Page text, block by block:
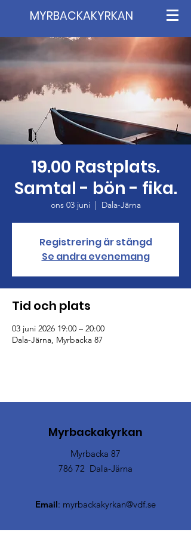
MYRBACKAKYRKAN
19.00 Rastplats.
Samtal - bön - fika.
ons 03 juni
  |
Dala-Järna
Registrering är stängd
Se andra evenemang
Tid och plats
03 juni 2026 19:00 – 20:00
Dala-Järna, Myrbacka 87
Myrbackakyrkan
Myrbacka 87
786 72 Dala-Järna
Email: myrbackakyrkan@vdf.se